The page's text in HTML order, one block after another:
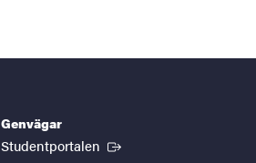
Genvägar
Studentportalen (Extern länk)